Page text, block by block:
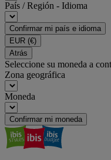
País / Región - Idioma
Confirmar mi país e idioma
EUR (€)
Atrás
Seleccione su moneda a
Zona geográfica
Moneda
Confirmar mi moneda